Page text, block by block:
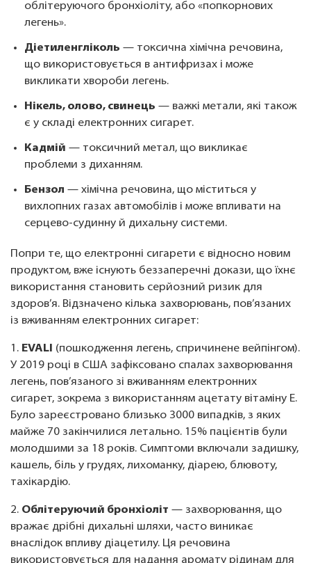
облітеруючого бронхіоліту, або «попкорнових
легень».
Діетиленгліколь — токсична хімічна речовина,
що використовується в антифризах і може
викликати хвороби легень.
Нікель, олово, свинець — важкі метали, які також
є у складі електронних сигарет.
Кадмій — токсичний метал, що викликає
проблеми з диханням.
Бензол — хімічна речовина, що міститься у
вихлопних газах автомобілів і може впливати на
серцево-судинну й дихальну системи.
Попри те, що електронні сигарети є відносно новим
продуктом, вже існують беззаперечні докази, що їхнє
використання становить серйозний ризик для
здоров’я. Відзначено кілька захворювань, пов’язаних
із вживанням електронних сигарет:
1. EVALI (пошкодження легень, спричинене вейпінгом).
У 2019 році в США зафіксовано спалах захворювання
легень, пов’язаного зі вживанням електронних
сигарет, зокрема з використанням ацетату вітаміну Е.
Було зареєстровано близько 3000 випадків, з яких
майже 70 закінчилися летально. 15% пацієнтів були
молодшими за 18 років. Симптоми включали задишку,
кашель, біль у грудях, лихоманку, діарею, блювоту,
тахікардію.
2. Облітеруючий бронхіоліт — захворювання, що
вражає дрібні дихальні шляхи, часто виникає
внаслідок впливу діацетилу. Ця речовина
використовується для надання аромату рідинам для